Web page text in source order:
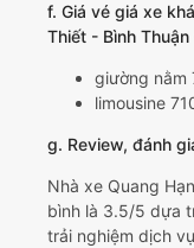
f. Giá vé giá xe
Thiết - Bình
giường nằm
limousine
g. Review, đánh
Nhà xe Quang
bình là 3.5/5 dựa
trải nghiệm dịch